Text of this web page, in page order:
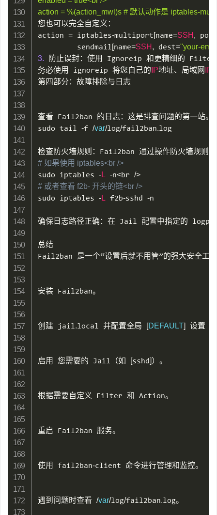
action = %(action_mwl)s # 默认动作是 iptables-
您也可以完全自定义：
action = iptables-multiport[name=SSH , port
         sendmail
[name=SSH , dest="your-
3. 防止误封：使用 Ignoreip 和更精细的 Filter
务必使用 ignoreip 将您自己的 IP地址、局域网 IP
第四部分：故障排除与日志
查看 Fail2ban 的日志：这是排查问题的第一站。
sudo tail -f /var/log/fail2ban.log
# 如果使用 iptables<br />
sudo iptables -L -n<br />
# 或者查看 f2b- 开头的链<br />
sudo iptables -L f2b-sshd -n
确保日志路径正确：在 Jail 配置中指定的
总结
Fail2ban 是一个“设置后就不用管”的强大安全工
安装 Fail2ban。
创建 jail.local 并配置全局 [DEFAULT] 设置
启用 您需要的 Jail（如 [sshd]）。
根据需要自定义 Filter 和 Action。
重启 Fail2ban 服务。
使用 fail2ban-client 命令进行管理和监控。
遇到问题时查看 /var/log/fail2ban.log。